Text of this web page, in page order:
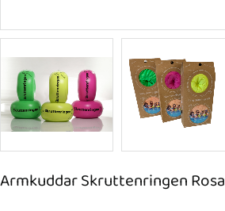
Armkuddar Skruttenringen Rosa